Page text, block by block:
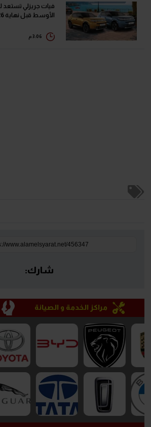
فيات جريزلي
الأوسط قبل نهاية 2026
شارك:
مراكز الخدمة و الصيانة